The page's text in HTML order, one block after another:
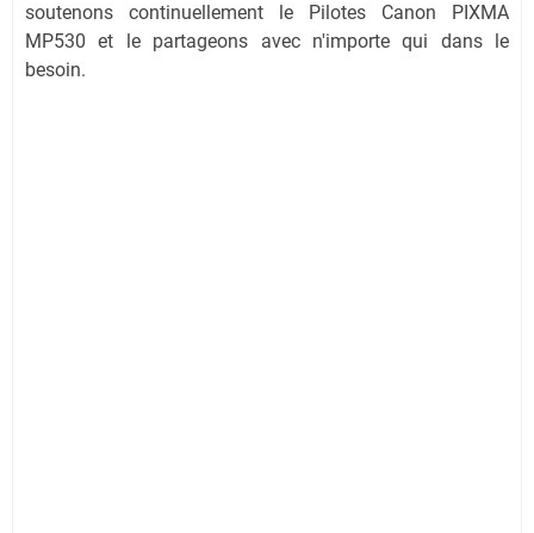
soutenons continuellement le Pilotes Canon PIXMA
MP530 et le partageons avec n'importe qui dans le
besoin.